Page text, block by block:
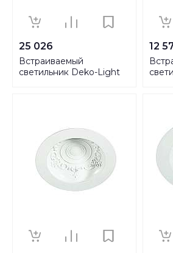
25 026
Встраиваемый
светильник Deko-Light
12